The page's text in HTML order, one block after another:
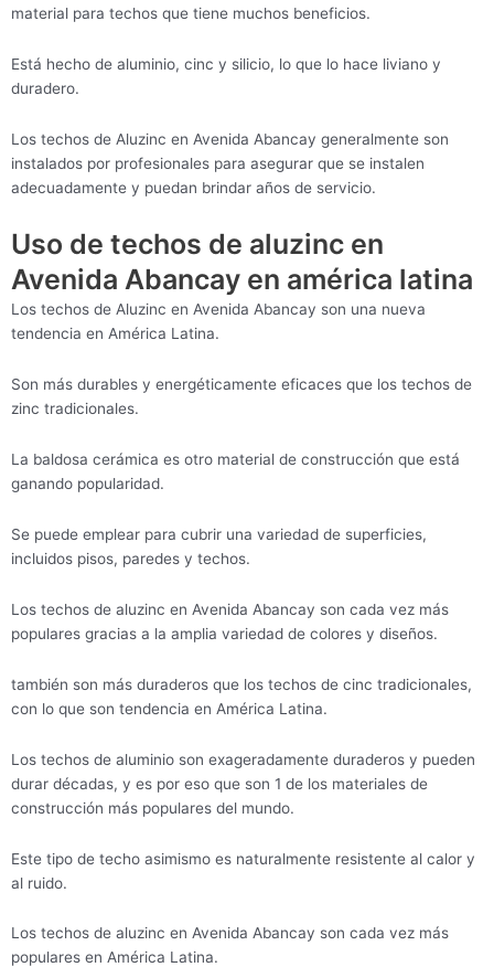
material para techos que tiene muchos beneficios.
Está hecho de aluminio, cinc y silicio, lo que lo hace liviano y
duradero.
Los techos de Aluzinc en Avenida Abancay generalmente son
instalados por profesionales para asegurar que se instalen
adecuadamente y puedan brindar años de servicio.
Uso de techos de aluzinc en
Avenida Abancay en américa latina
Los techos de Aluzinc en Avenida Abancay son una nueva
tendencia en América Latina.
Son más durables y energéticamente eficaces que los techos de
zinc tradicionales.
La baldosa cerámica es otro material de construcción que está
ganando popularidad.
Se puede emplear para cubrir una variedad de superficies,
incluidos pisos, paredes y techos.
Los techos de aluzinc en Avenida Abancay son cada vez más
populares gracias a la amplia variedad de colores y diseños.
también son más duraderos que los techos de cinc tradicionales,
con lo que son tendencia en América Latina.
Los techos de aluminio son exageradamente duraderos y pueden
durar décadas, y es por eso que son 1 de los materiales de
construcción más populares del mundo.
Este tipo de techo asimismo es naturalmente resistente al calor y
al ruido.
Los techos de aluzinc en Avenida Abancay son cada vez más
populares en América Latina.